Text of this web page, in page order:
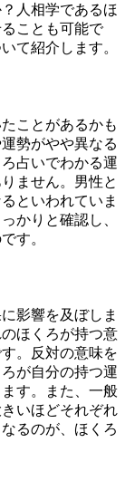
人相学であるほ
ことも可能で
て紹介します。
ことがあるかも
勢がやや異なる
占いでわかる運
ません。男性と
といわれていま
かりと確認し、
す。
影響を及ぼしま
ほくろが持つ意
。反対の意味を
が自分の持つ運
す。また、一般
いほどそれぞれ
るのが、ほくろ